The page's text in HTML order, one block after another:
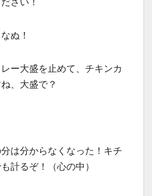
ぬ！
ー大盛を止めて、チキンカ
、大盛で？
は分からなくなった！キチ
計るぞ！（心の中）